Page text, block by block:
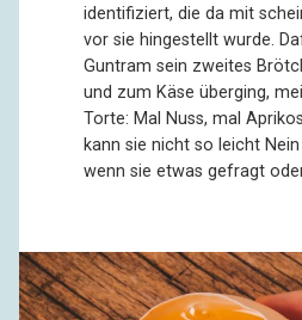
identifiziert, die da mit
vor sie hingestellt wurde.
Guntram sein zweites
und zum Käse überging,
Torte: Mal Nuss, mal
kann sie nicht so leicht
wenn sie etwas gefragt